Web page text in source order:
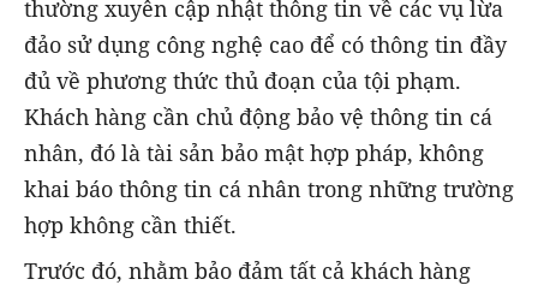
thường xuyên cập nhật thông tin về các vụ lừa
đảo sử dụng công nghệ cao để có thông tin đầy
đủ về phương thức thủ đoạn của tội phạm.
Khách hàng cần chủ động bảo vệ thông tin cá
nhân, đó là tài sản bảo mật hợp pháp, không
khai báo thông tin cá nhân trong những trường
hợp không cần thiết.
Trước đó, nhằm bảo đảm tất cả khách hàng